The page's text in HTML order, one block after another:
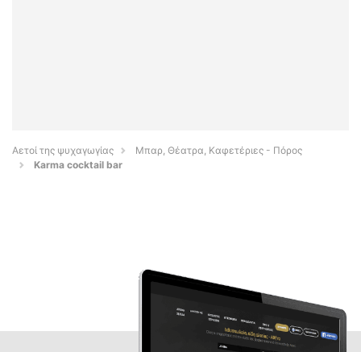
Αετοί της ψυχαγωγίας
Μπαρ, Θέατρα, Καφετέριες - Πόρος
Karma cocktail bar